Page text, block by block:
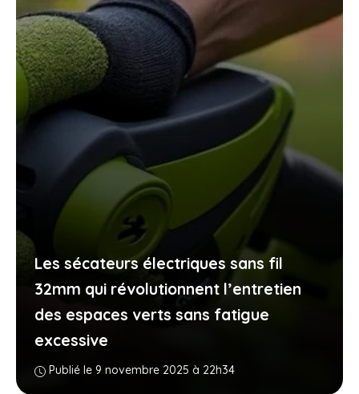
Les sécateurs électriques sans fil
32mm qui révolutionnent l’entretien
des espaces verts sans fatigue
excessive
Publié le 9 novembre 2025 à 22h34